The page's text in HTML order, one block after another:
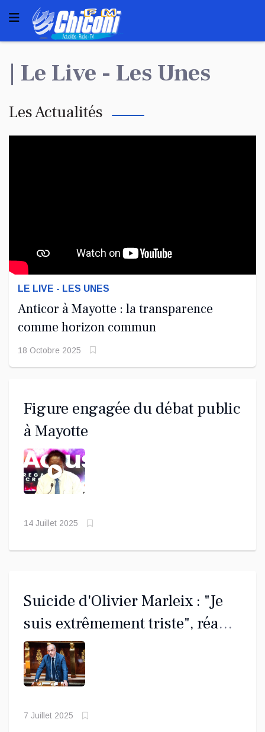
| Le Live - Les Unes
Les Actualités
LE LIVE - LES UNES
Anticor à Mayotte : la transparence
comme horizon commun
18 Octobre 2025
Figure engagée du débat public
à Mayotte
14 Juillet 2025
Suicide d'Olivier Marleix : "Je
suis extrêmement triste", réagit
Abdoul KAMARDINE, après la
mort de l'ancien président du
groupe LR
7 Juillet 2025